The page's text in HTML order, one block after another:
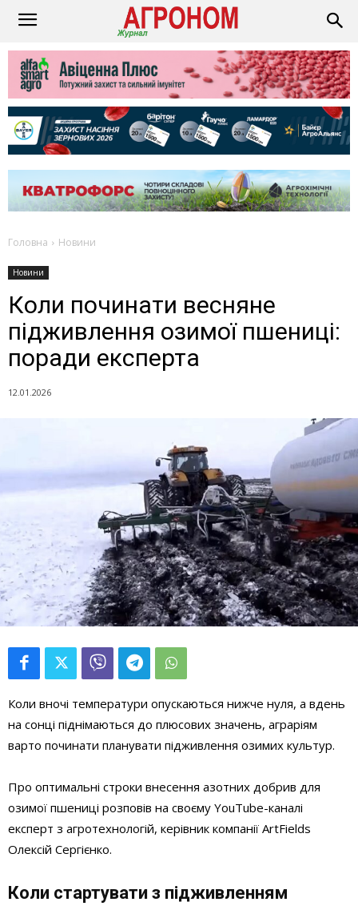
Головна Новини
Новини
Коли починати весняне
підживлення озимої пшениці:
поради експерта
12.01.2026
Коли вночі температури опускаються нижче нуля, а вдень
на сонці піднімаються до плюсових значень, аграріям
варто починати планувати підживлення озимих культур.
Про оптимальні строки внесення азотних добрив для
озимої пшениці розповів на своєму YouTube-каналі
експерт з агротехнологій, керівник компанії ArtFields
Олексій Сергієнко.
Коли стартувати з підживленням